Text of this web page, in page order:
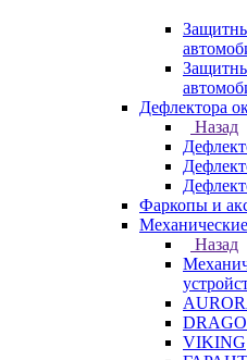
Дефлектора
Назад
Фаркопы и
Назад
VIKING